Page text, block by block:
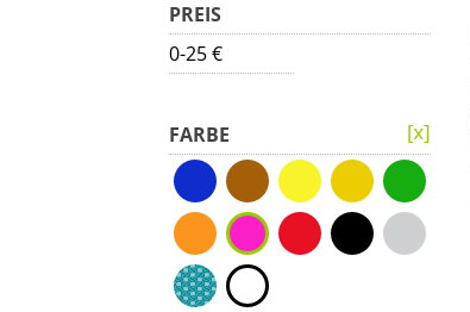
PREIS
0-25 €
FARBE